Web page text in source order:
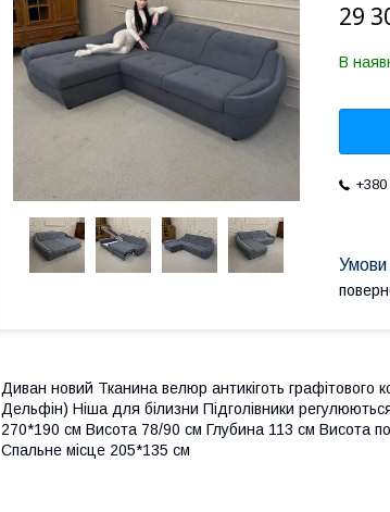
29
В
Диван новий Тканина велюр антикіготь графітового
Дельфін) Ніша для білизни Підголівники
270*190 см Висота 78/90 см Глубина 113 см Висота
Спальне місце 205*135 см